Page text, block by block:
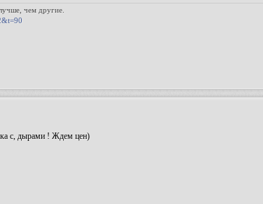
чeм другие.
с, дырами ! Ждем цен)